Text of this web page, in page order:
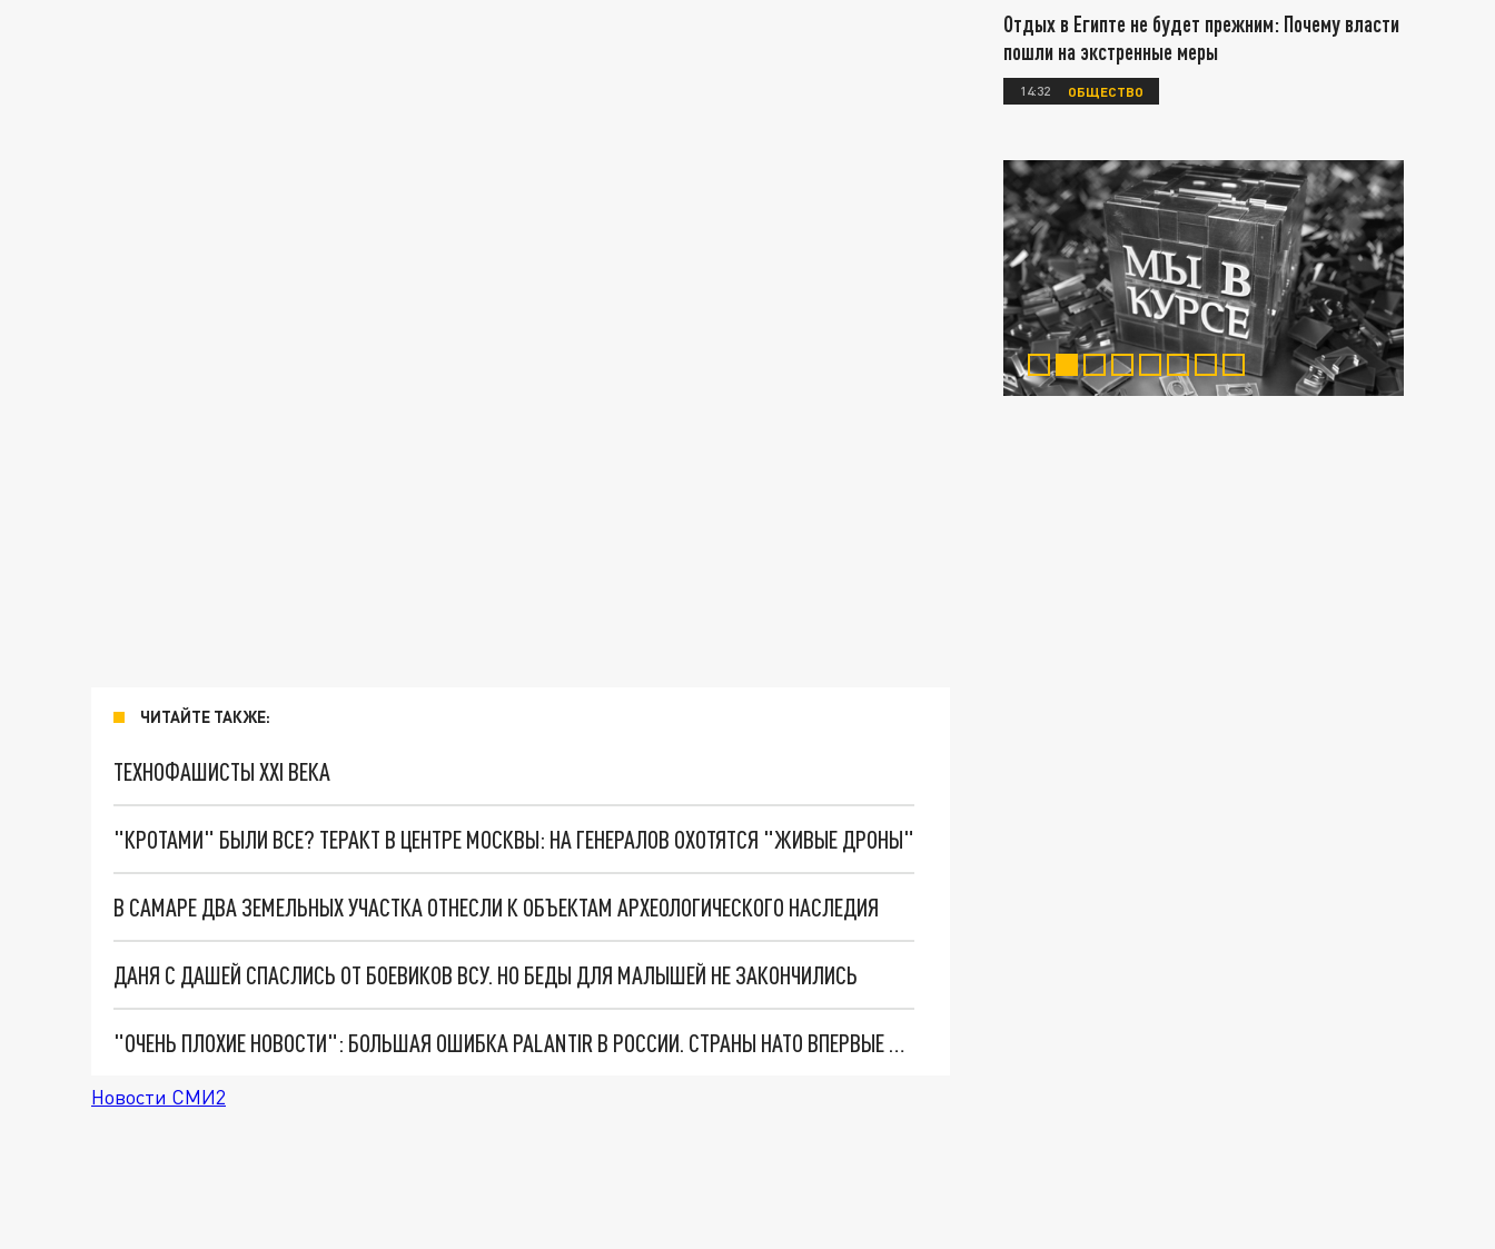
ЧИТАЙТЕ ТАКЖЕ:
ТЕХНОФАШИСТЫ XXI ВЕКА
"КРОТАМИ" БЫЛИ ВСЕ? ТЕРАКТ В ЦЕНТРЕ МОСКВЫ: НА ГЕНЕРАЛОВ ОХОТЯТСЯ "ЖИВЫЕ ДРОНЫ"
В САМАРЕ ДВА ЗЕМЕЛЬНЫХ УЧАСТКА ОТНЕСЛИ К ОБЪЕКТАМ АРХЕОЛОГИЧЕСКОГО НАСЛЕДИЯ
ДАНЯ С ДАШЕЙ СПАСЛИСЬ ОТ БОЕВИКОВ ВСУ. НО БЕДЫ ДЛЯ МАЛЫШЕЙ НЕ ЗАКОНЧИЛИСЬ
"ОЧЕНЬ ПЛОХИЕ НОВОСТИ": БОЛЬШАЯ ОШИБКА PALANTIR В РОССИИ. СТРАНЫ НАТО ВПЕРВЫЕ ЗА СВО ОСТАНОВИЛИ ПОСТАВКИ ОРУЖИЯ. ВСУ ТЕРЯЮТ ПРИГРАНИЧЬЕ?
Новости СМИ2
Отдых в Египте не будет прежним: Почему власти
пошли на экстренные меры
14:32 ОБЩЕСТВО